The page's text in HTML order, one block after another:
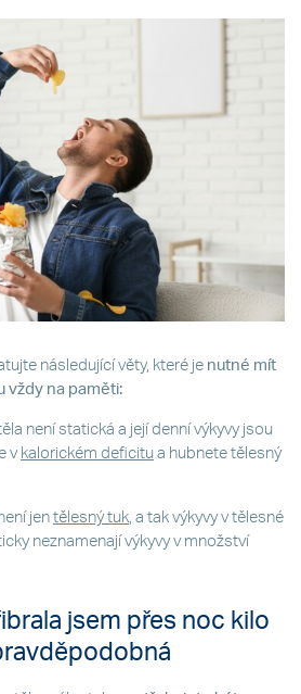
následující věty, které je nutné mít
vždy na paměti:
není statická a její denní výkyvy jsou
v kalorickém deficitu a hubnete tělesný
jen tělesný tuk , a tak výkyvy v tělesné
neznamenají výkyvy v množství
jsem přes noc kilo